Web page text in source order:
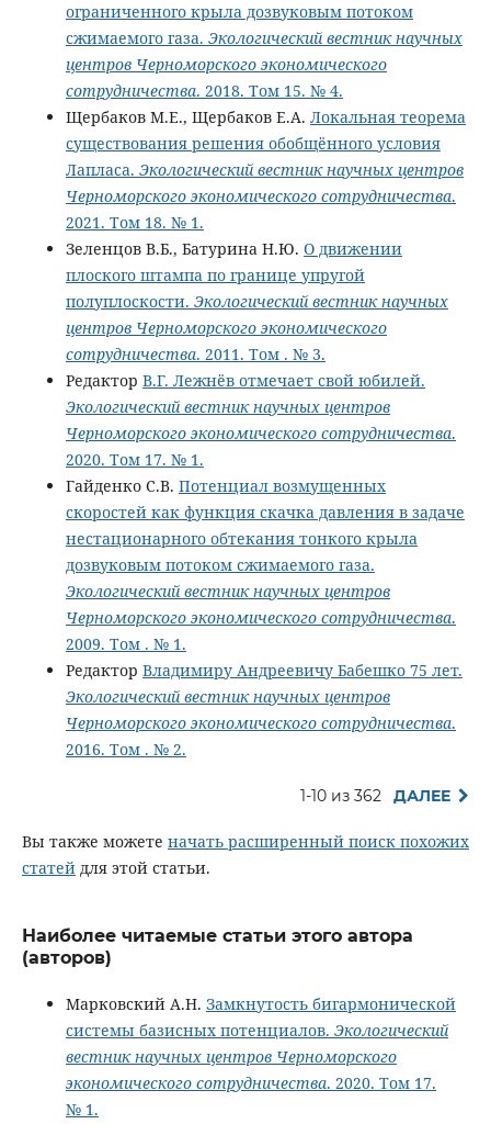
ограниченного крыла дозвуковым потоком
сжимаемого газа. Экологический вестник научных
центров Черноморского экономического
сотрудничества. 2018. Том 15. № 4.
Щербаков М.Е., Щербаков Е.А. Локальная теорема
существования решения обобщённого условия
Лапласа. Экологический вестник научных центров
Черноморского экономического сотрудничества.
2021. Том 18. № 1.
Зеленцов В.Б., Батурина Н.Ю. О движении
плоского штампа по границе упругой
полуплоскости. Экологический вестник научных
центров Черноморского экономического
сотрудничества. 2011. Том . № 3.
Редактор В.Г. Лежнёв отмечает свой юбилей.
Экологический вестник научных центров
Черноморского экономического сотрудничества.
2020. Том 17. № 1.
Гайденко С.В. Потенциал возмущенных
скоростей как функция скачка давления в задаче
нестационарного обтекания тонкого крыла
дозвуковым потоком сжимаемого газа.
Экологический вестник научных центров
Черноморского экономического сотрудничества.
2009. Том . № 1.
Редактор Владимиру Андреевичу Бабешко 75 лет.
Экологический вестник научных центров
Черноморского экономического сотрудничества.
2016. Том . № 2.
1-10 из 362 ДАЛЕЕ
Вы также можете начать расширенный поиск похожих
статейдля этой статьи.
Наиболее читаемые статьи этого автора
(авторов)
Марковский А.Н. Замкнутость бигармонической
системы базисных потенциалов. Экологический
вестник научных центров Черноморского
экономического сотрудничества. 2020. Том 17.
№ 1.